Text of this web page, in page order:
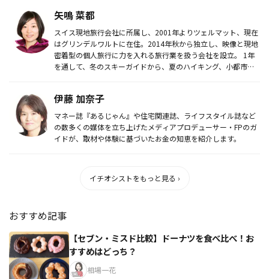
矢鳴 菜都
スイス現地旅行会社に所属し、2001年よりツェルマット、現在
はグリンデルワルトに在住。2014年秋から独立し、映像と現地
密着型の個人旅行に力を入れる旅行業を扱う会社を設立。 1年
を通して、冬のスキーガイドから、夏のハイキング、小都市巡
伊藤 加奈子
マネー誌『あるじゃん』や住宅関連誌、ライフスタイル誌など
の数多くの媒体を立ち上げたメディアプロデューサー・FPのガ
イドが、取材や体験に基づいたお金の知恵を紹介します。
イチオシストをもっと見る ›
おすすめ記事
【セブン・ミスド比較】ドーナツを食べ比べ！お
すすめはどっち？
相場一花